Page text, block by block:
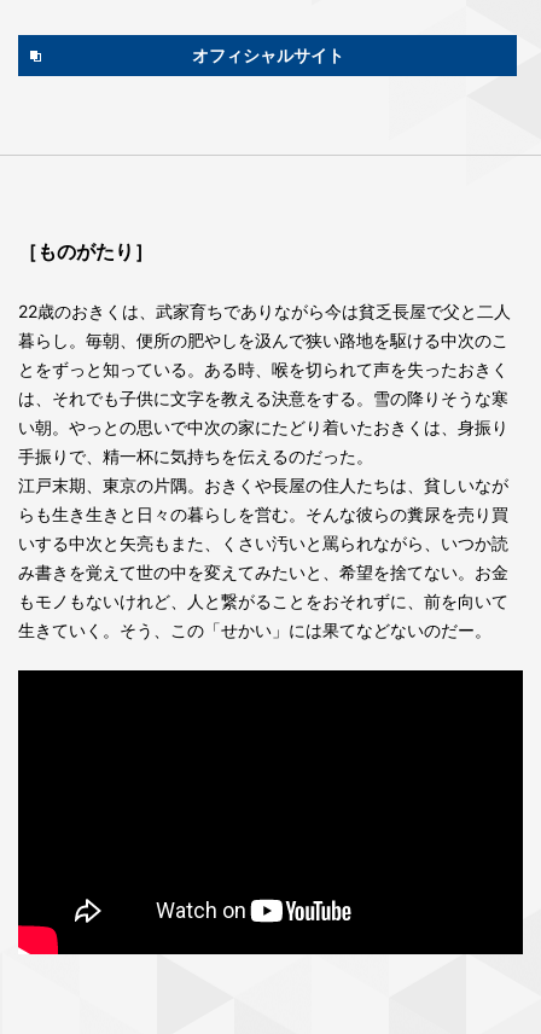
オフィシャルサイト
［ものがたり］
22歳のおきくは、武家育ちでありながら今は貧乏長屋で父と二人
暮らし。毎朝、便所の肥やしを汲んで狭い路地を駆ける中次のこ
とをずっと知っている。ある時、喉を切られて声を失ったおきく
は、それでも子供に文字を教える決意をする。雪の降りそうな寒
い朝。やっとの思いで中次の家にたどり着いたおきくは、身振り
手振りで、精一杯に気持ちを伝えるのだった。
江戸末期、東京の片隅。おきくや長屋の住人たちは、貧しいなが
らも生き生きと日々の暮らしを営む。そんな彼らの糞尿を売り買
いする中次と矢亮もまた、くさい汚いと罵られながら、いつか読
み書きを覚えて世の中を変えてみたいと、希望を捨てない。お金
もモノもないけれど、人と繋がることをおそれずに、前を向いて
生きていく。そう、この「せかい」には果てなどないのだー。